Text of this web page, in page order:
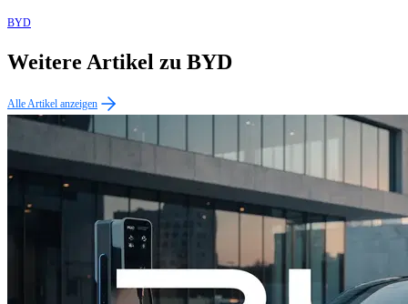
BYD
Weitere Artikel zu BYD
Alle Artikel anzeigen